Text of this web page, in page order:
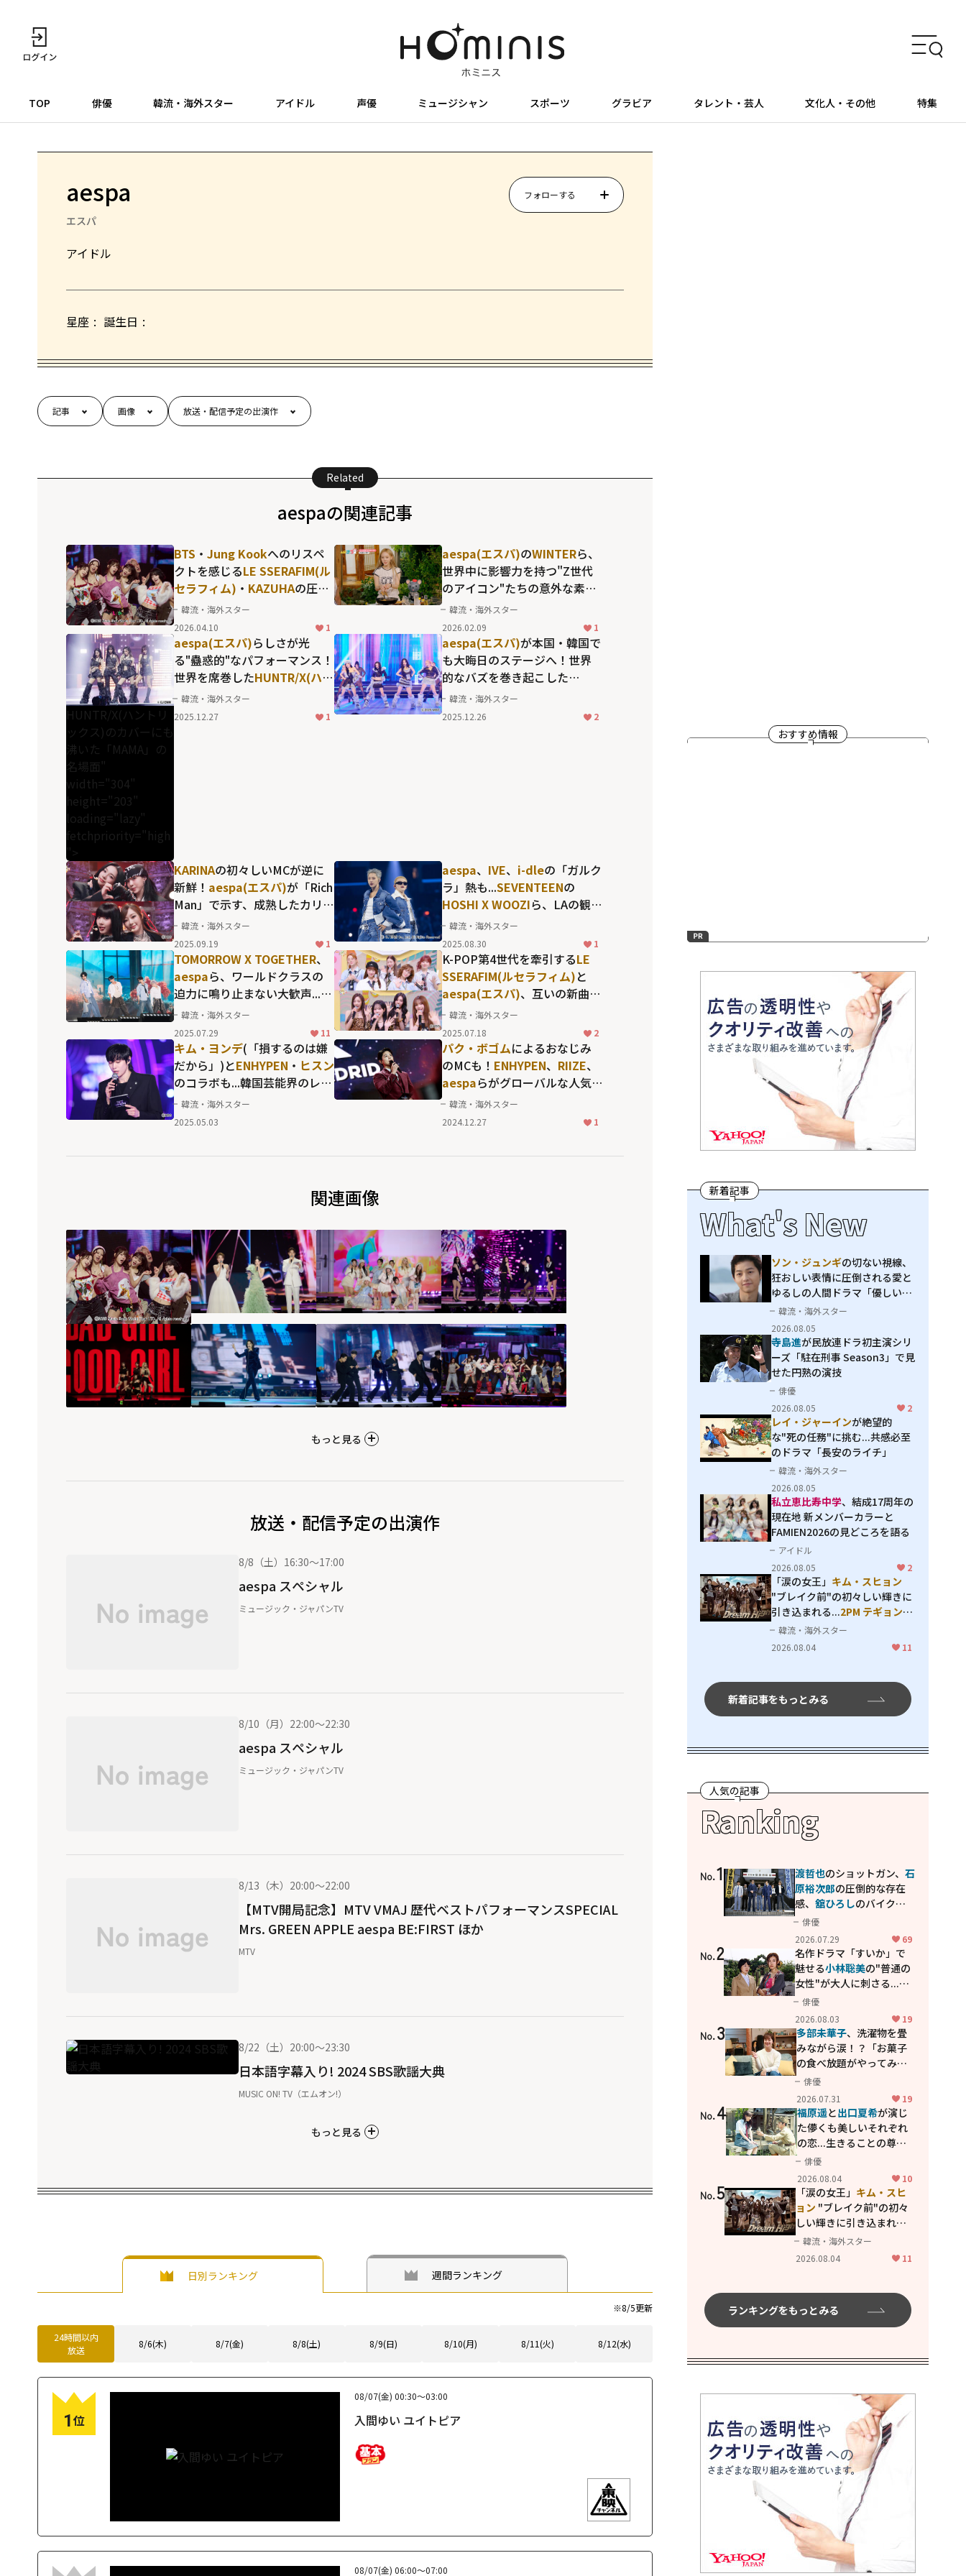
TOP 俳優 韓流・海外スター アイドル 声優 ミュージシャン スポーツ グラビア タレント・芸人 文化人・その他 特集
aespa
エスパ
アイドル
フォローする
星座 誕生日
記事 画像 放送・配信予定の出演作
Related
aespaの関連記事
BTS ・ Jung Kookへのリスペ
クトを感じるLE SSERAFIM(ル
セラフィム) ・ KAZUHAの圧巻
のソロパフォーマンスも！
「KBS歌謡祭」だからこそ実
現した名場面の数々
韓流・海外スター
2026.04.10
1
aespa(エスパ)のWINTERら、
世界中に影響力を持つ"Z世代
のアイコン"たちの意外な素顔
が続出！一風変わった田舎体
験記「田舎に行った都市Z」
韓流・海外スター
2026.02.09
1
HUNTR/X(ハントリ
ックス)のカバーにも
沸いた「MAMA」の
名場面"
width="304"
height="203"
loading="lazy"
fetchpriority="high
">
aespa(エスパ)らしさが光
る"蠱惑的"なパフォーマンス！
世界を席巻したHUNTR/X(ハン
トリックス)のカバーにも沸い
た「MAMA」の名場面
韓流・海外スター
2025.12.27
1
aespa(エスパ)が本国・韓国で
も大晦日のステージへ！世界
的なバズを巻き起こした
ALLDAY PROJECT・アニー
MCにも注目が集まる「MBC歌
韓流・海外スター
2025.12.26
2
KARINAの初々しいMCが逆に
新鮮！ aespa(エスパ)が「Rich
Man」で示す、成熟したカリス
マ性
韓流・海外スター
2025.09.19
1
aespa、 IVE、 i-dleの「ガルク
ラ」熱も...SEVENTEENの
HOSHI X WOOZIら、LAの観客
を魅了する世界基準のパフォ
ーマンス
韓流・海外スター
2025.08.30
1
TOMORROW X TOGETHER、
aespaら、ワールドクラスの
迫力に鳴り止まない大歓声...K-
POPのファンダムを実感させ
る「2025 Show! 音楽中心 in
JAPAN」DAY2
韓流・海外スター
2025.07.29
11
K-POP第4世代を牽引するLE
SSERAFIM(ルセラフィム)と
aespa(エスパ)、互いの新曲に
表れた、唯一無二の音楽性と
カラーとは？
韓流・海外スター
2025.07.18
2
キム・ヨンデ(「損するのは嫌
だから」)とENHYPEN ・ ヒスン
のコラボも...韓国芸能界のレジ
ェンドとの歴代級コラボが反
響を呼んだ「KBS歌謡祭」の
韓流・海外スター
2025.05.03
パク・ボゴムによるおなじみ
のMCも！ ENHYPEN、 RIIZE、
aespaらがグローバルな人気
を証明した「2024 MUSIC
BANK IN MADRID」
韓流・海外スター
2024.12.27
1
関連画像
もっと見る
放送・配信予定の出演作
8/8（土）16:30～17:00
aespa スペシャル
ミュージック・ジャパンTV
8/10（月）22:00～22:30
aespa スペシャル
ミュージック・ジャパンTV
8/13（木）20:00～22:00
【MTV開局記念】MTV VMAJ 歴代ベストパフォーマンスSPECIAL
Mrs. GREEN APPLE aespa BE:FIRST ほか
MTV
8/22（土）20:00～23:30
日本語字幕入り! 2024 SBS歌謡大典
MUSIC ON! TV（エムオン!）
もっと見る
日別ランキング 週間ランキング
※8/5更新
24時間以内
放送
8/6(木) 8/7(金) 8/8(土) 8/9(日) 8/10(月) 8/11(火) 8/12(水)
1位
08/07(金) 00:30～03:00
入間ゆい ユイトピア
08/07(金) 06:00～07:00
おすすめ情報
新着記事
What's New
ソン・ジュンギの切ない視線、
狂おしい表情に圧倒される――愛と
ゆるしの人間ドラマ「優しい
男」
韓流・海外スター
2026.08.05
寺島進が民放連ドラ初主演シリ
ーズ「駐在刑事 Season3」で見
せた円熟の演技
俳優
2026.08.05
2
レイ・ジャーインが絶望的
な"死の任務"に挑む...共感必至
のドラマ「長安のライチ」
韓流・海外スター
2026.08.05
私立恵比寿中学、結成17周年の
現在地 新メンバーカラーと
FAMIEN2026の見どころを語る
アイドル
2026.08.05
2
「涙の女王」 キム・スヒョン
"ブレイク前"の初々しい輝きに
引き込まれる...2PM テギョンら
豪華共演の青春名作「ドリーム
ハイ」
韓流・海外スター
2026.08.04
11
新着記事をもっとみる
人気の記事
Ranking
No.1 渡哲也のショットガン、石
原裕次郎の圧倒的な存在
感、舘ひろしのバイクア
クション！"大門軍団"の
カッコよさが詰まった
「西部警察 PART-II」
俳優
2026.07.29
69
No.2
名作ドラマ「すいか」で
魅せる小林聡美の"普通の
女性"が大人に刺さる...映
画「かもめ食堂」にも通
じる静かな芝居
俳優
2026.08.03
19
No.3 多部未華子、洗濯物を畳
みながら涙！？「お菓子
の食べ放題がやってみた
い」ハンディファン4台の
暑さ対策も明かす
俳優
2026.07.31
19
No.4 福原遥と出口夏希が演じ
た儚くも美しいそれぞれ
の恋...生きることの尊さ
を教えてくれた映画「あ
の花が咲く丘で、君とま
た出会えたら。」
俳優
2026.08.04
10
No.5 「涙の女王」 キム・スヒ
ョン "ブレイク前"の初々
しい輝きに引き込まれ
る...2PM テギョン
共演の青春名作「ドリー
韓流・海外スター
2026.08.04
11
ランキングをもっとみる